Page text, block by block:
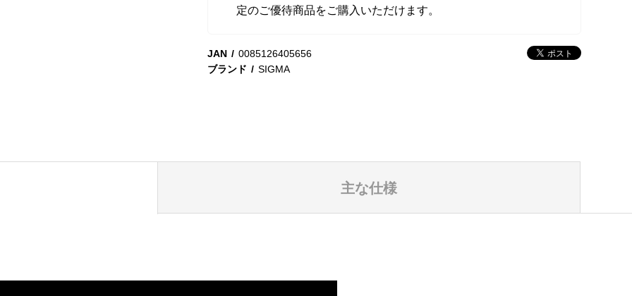
定のご優待商品をご購入いただけます。
JAN
0085126405656
ブランド
SIGMA
主な仕様